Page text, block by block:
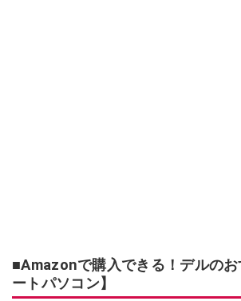
■Amazonで購入できる！デルのお
ートパソコン】